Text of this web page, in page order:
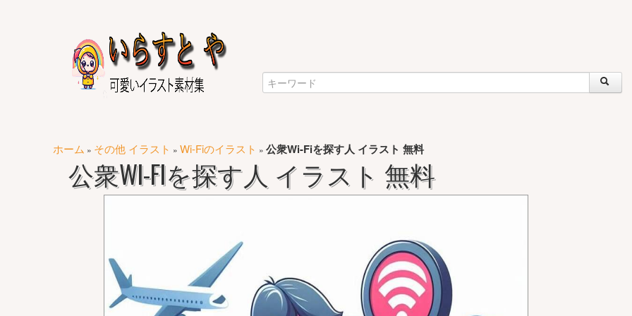
ホーム » その他 イラスト » Wi-Fiのイラスト » 公衆Wi-Fiを探す人 イラスト 無料
公衆WI-FIを探す人 イラスト 無料